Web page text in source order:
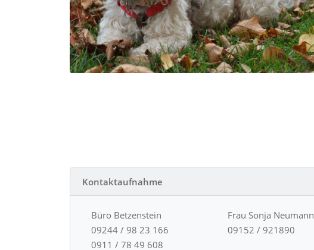
Kontaktaufnahme
Büro Betzenstein
09244 / 98 23 166
0911 / 78 49 608
Frau Sonja Neumann
09152 / 921890